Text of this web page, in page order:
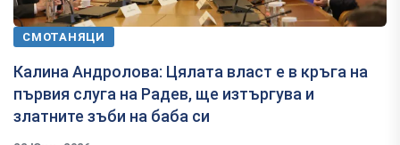
СМОТАНЯЦИ
Калина Андролова: Цялата власт е в кръга на
първия слуга на Радев, ще изтъргува и
златните зъби на баба си